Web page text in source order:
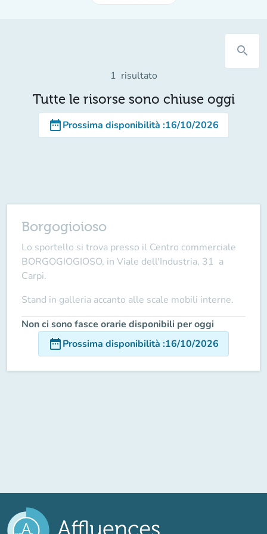
search
1 risultato
Tutte le risorse sono chiuse oggi
date_rangeProssima disponibilità :16/10/2026
Borgogioioso
Lo sportello si trova presso il Centro commerciale
BORGOGIOGIOSO, in Viale dell'Industria, 31 a
Carpi.
Stand in galleria accanto alle scale mobili interne.
Non ci sono fasce orarie disponibili per oggi
date_rangeProssima disponibilità :16/10/2026